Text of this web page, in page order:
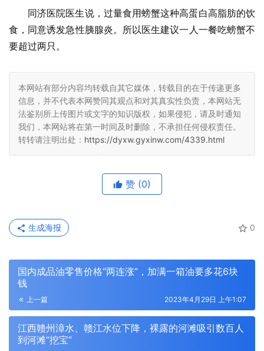
同济医院医生说，过量食用螃蟹这种高蛋白高脂肪的饮
食，同意诱发急性胰腺炎。所以医生建议一人一餐吃螃蟹不
要超过两只。
本网站有部分内容均转载自其它媒体，转载目的在于传递更多
信息，并不代表本网赞同其观点和对其真实性负责，本网站无
法鉴别所上传图片或文字的知识版权，如果侵犯，请及时通知
我们，本网站将在第一时间及时删除，不承担任何侵权责任。
转转请注明出处： https://dyxw.gyxinw.com/4339.html
赞 (0)
0
生成海报
国内成品油零售价格“两连涨”，加满一箱油要多花6块
钱
上一篇 2023年4月29日 上午1:07
江西赣州漳水、赣江水位下降，裸露的河滩吸引数百人
到河滩“挖宝”